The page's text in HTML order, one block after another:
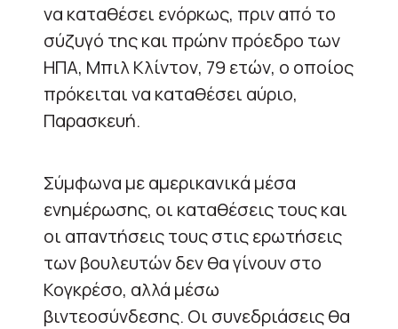
να καταθέσει ενόρκως, πριν από το
σύζυγό της και πρώην πρόεδρο των
ΗΠΑ, Μπιλ Κλίντον, 79 ετών, ο οποίος
πρόκειται να καταθέσει αύριο,
Παρασκευή.
Σύμφωνα με αμερικανικά μέσα
ενημέρωσης, οι καταθέσεις τους και
οι απαντήσεις τους στις ερωτήσεις
των βουλευτών δεν θα γίνουν στο
Κογκρέσο, αλλά μέσω
βιντεοσύνδεσης. Οι συνεδριάσεις θα